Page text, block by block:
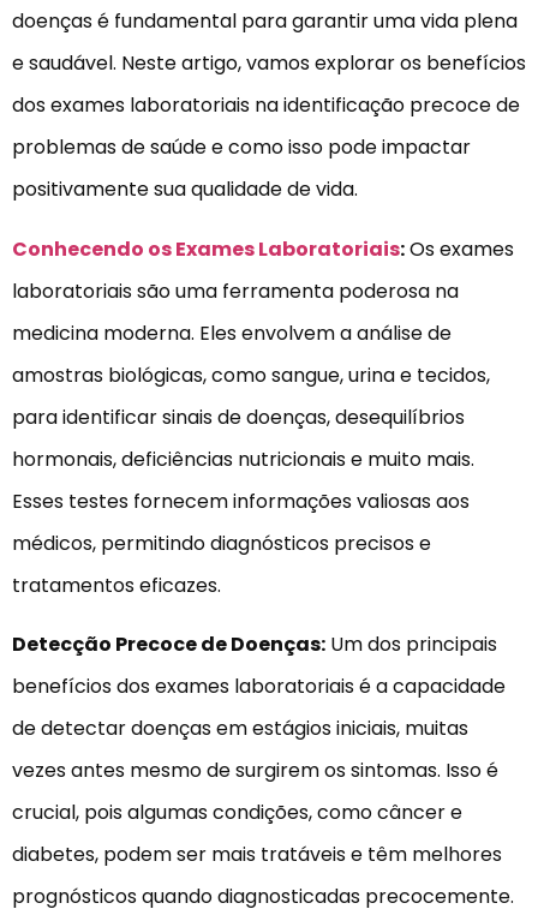
doenças é fundamental para garantir uma vida plena
e saudável. Neste artigo, vamos explorar os benefícios
dos exames laboratoriais na identificação precoce de
problemas de saúde e como isso pode impactar
positivamente sua qualidade de vida.
Conhecendo os Exames Laboratoriais:Os exames
laboratoriais são uma ferramenta poderosa na
medicina moderna. Eles envolvem a análise de
amostras biológicas, como sangue, urina e tecidos,
para identificar sinais de doenças, desequilíbrios
hormonais, deficiências nutricionais e muito mais.
Esses testes fornecem informações valiosas aos
médicos, permitindo diagnósticos precisos e
tratamentos eficazes.
Detecção Precoce de Doenças: Um dos principais
benefícios dos exames laboratoriais é a capacidade
de detectar doenças em estágios iniciais, muitas
vezes antes mesmo de surgirem os sintomas. Isso é
crucial, pois algumas condições, como câncer e
diabetes, podem ser mais tratáveis ​​e têm melhores
prognósticos quando diagnosticadas precocemente.